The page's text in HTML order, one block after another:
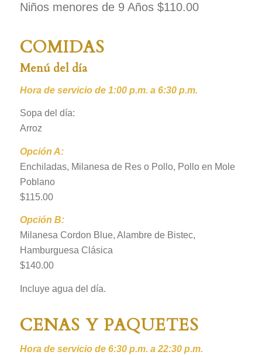
Niños menores de 9 Años $110.00
COMIDAS
Menú del día
Hora de servicio de 1:00 p.m. a 6:30 p.m.
Sopa del día:
Arroz
Opción A:
Enchiladas, Milanesa de Res o Pollo, Pollo en Mole
Poblano
$115.00
Opción B:
Milanesa Cordon Blue, Alambre de Bistec,
Hamburguesa Clásica
$140.00
Incluye agua del día.
CENAS Y PAQUETES
Hora de servicio de 6:30 p.m. a 22:30 p.m.